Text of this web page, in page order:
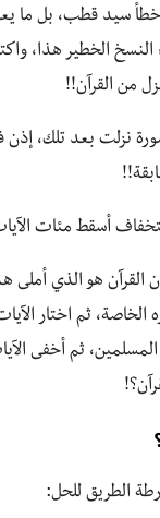
خطأ سيد قطب، بل ما
النسخ الخطير هذا،
من القرآن!!
نزلت بعد تلك، إذن
أسقط مئات
القرآن هو الذي أملى
ثم اختار
ثم أخفى
الطريق للحل: